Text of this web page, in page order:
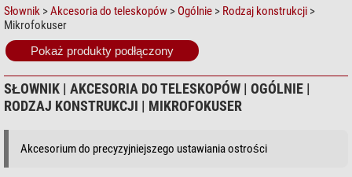
Słownik >Akcesoria do teleskopów > Ogólnie > Rodzaj konstrukcji >
Mikrofokuser
Pokaż produkty podłączony
SŁOWNIK | AKCESORIA DO TELESKOPÓW | OGÓLNIE |
RODZAJ KONSTRUKCJI | MIKROFOKUSER
Akcesorium do precyzyjniejszego ustawiania ostrości